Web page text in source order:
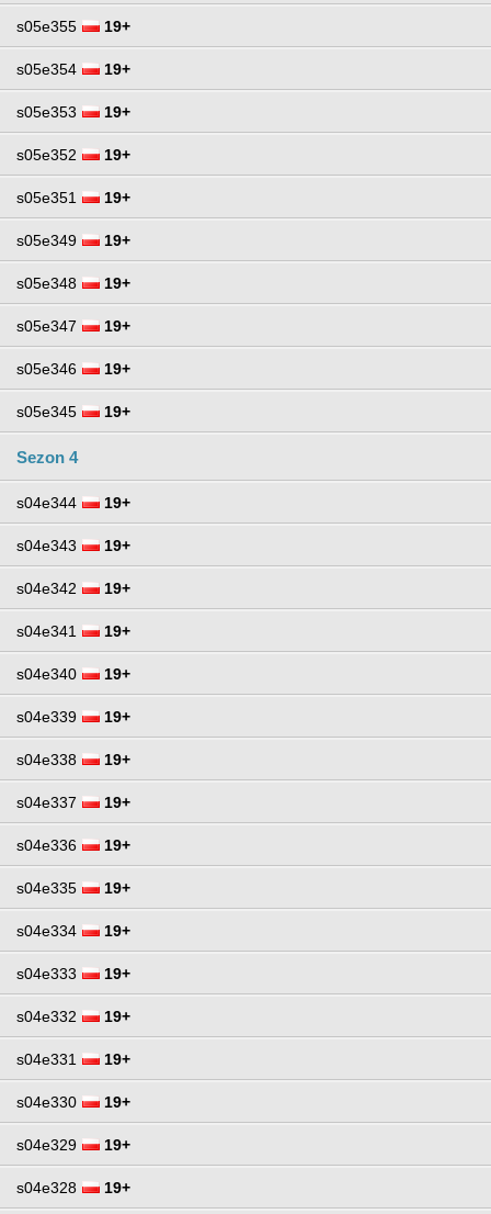
s05e355 19+
s05e354 19+
s05e353 19+
s05e352 19+
s05e351 19+
s05e349 19+
s05e348 19+
s05e347 19+
s05e346 19+
s05e345 19+
Sezon 4
s04e344 19+
s04e343 19+
s04e342 19+
s04e341 19+
s04e340 19+
s04e339 19+
s04e338 19+
s04e337 19+
s04e336 19+
s04e335 19+
s04e334 19+
s04e333 19+
s04e332 19+
s04e331 19+
s04e330 19+
s04e329 19+
s04e328 19+